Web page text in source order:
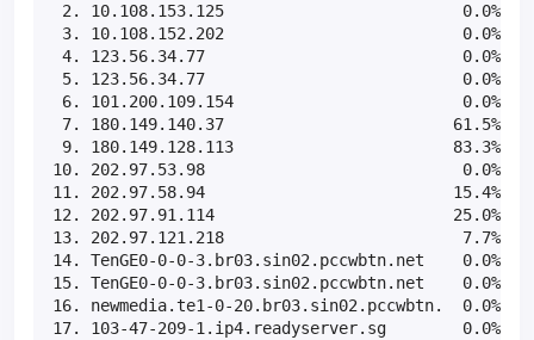
2. 10.108.153.125                         0.0%
3. 10.108.152.202                         0.0%
4. 123.56.34.77                           0.0%
5. 123.56.34.77                           0.0%
6. 101.200.109.154                        0.0%
7. 180.149.140.37                        61.5%
9. 180.149.128.113                       83.3%
10. 202.97.53.98                           0.0%
11. 202.97.58.94                          15.4%
12. 202.97.91.114                         25.0%
13. 202.97.121.218                         7.7%
14. TenGE0-0-0-3.br03.sin02.pccwbtn.net
15. TenGE0-0-0-3.br03.sin02.pccwbtn.net
16. newmedia.te1-0-20.br03.sin02.pccwbtn.
17. 103-47-209-1.ip4.readyserver.sg        0.0%